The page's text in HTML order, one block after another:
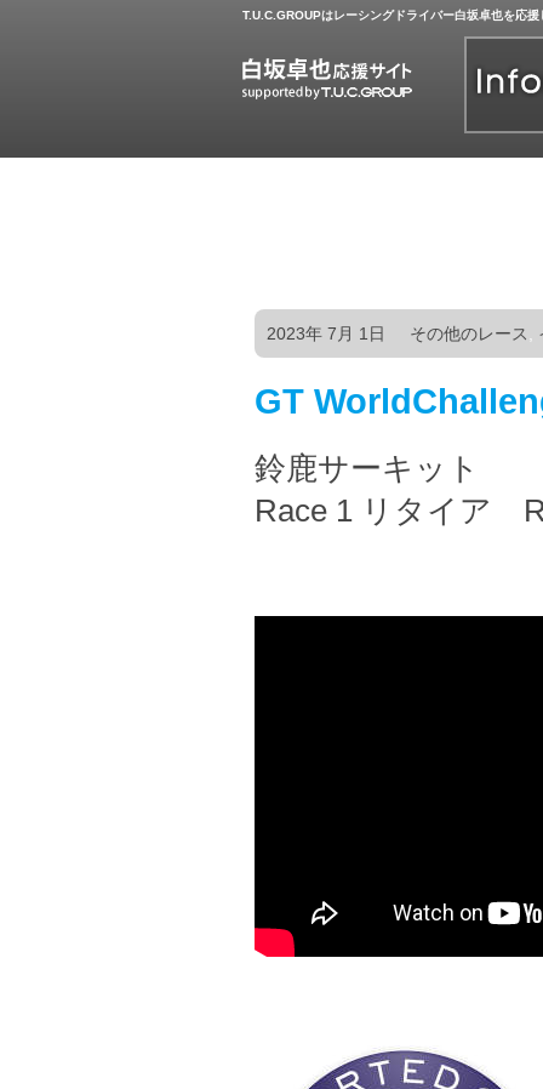
T.U.C.GROUPはレーシングドライバー白坂卓也を応援
2023年 7月 1日 その他のレース
GT
鈴鹿サーキット
Race 1 リタイア